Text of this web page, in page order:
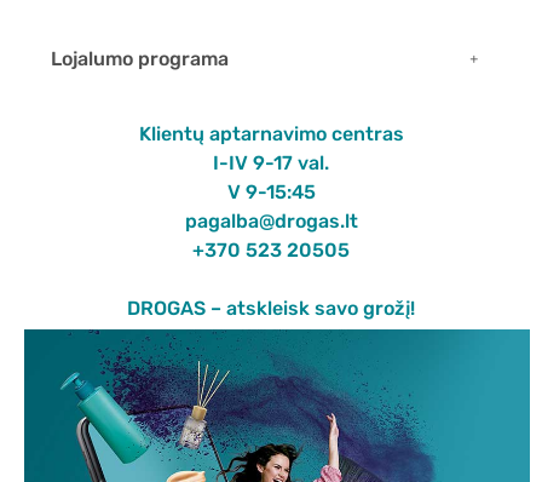
Lojalumo programa
Klientų aptarnavimo centras
I-IV 9-17 val.
V 9-15:45
pagalba@drogas.lt
+370 523 20505
DROGAS – atskleisk savo grožį!